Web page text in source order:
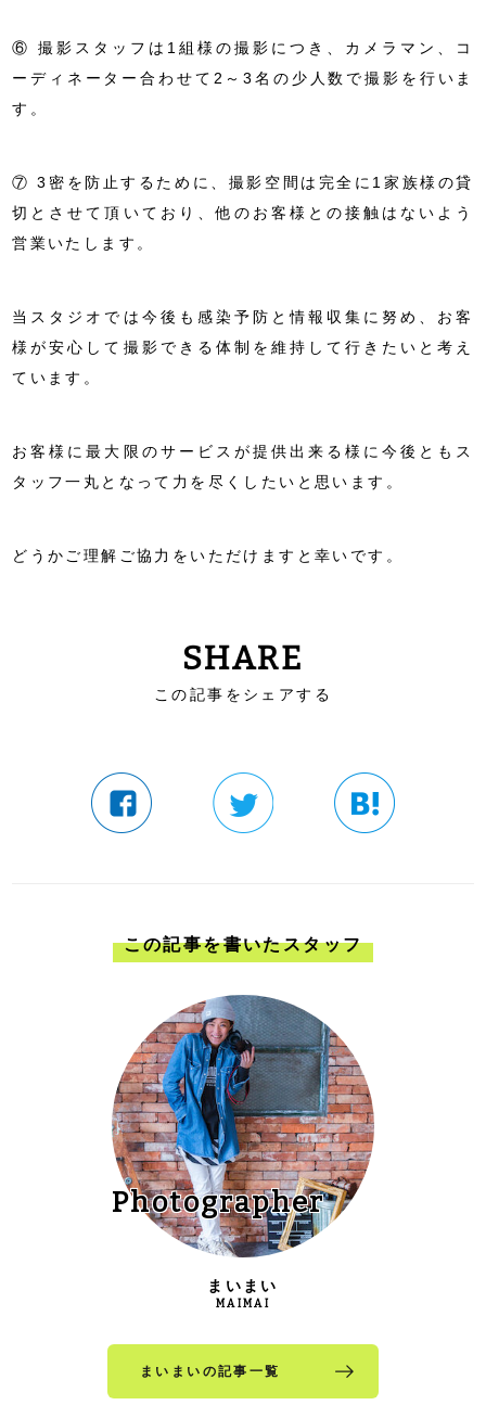
⑥ 撮影スタッフは1組様の撮影につき、カメラマン、コ
ーディネーター合わせて2～3名の少人数で撮影を行いま
す。
⑦ 3密を防止するために、撮影空間は完全に1家族様の貸
切とさせて頂いており、他のお客様との接触はないよう
営業いたします。
当スタジオでは今後も感染予防と情報収集に努め、お客
様が安心して撮影できる体制を維持して行きたいと考え
ています。
お客様に最大限のサービスが提供出来る様に今後ともス
タッフ一丸となって力を尽くしたいと思います。
どうかご理解ご協力をいただけますと幸いです。
SHARE
この記事をシェアする
この記事を書いたスタッフ
Photographer
まいまい
MAIMAI
まいまいの記事一覧